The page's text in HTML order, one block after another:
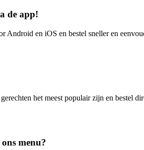
de app!
Android en iOS en bestel sneller en
het meest populair zijn en bestel
menu?